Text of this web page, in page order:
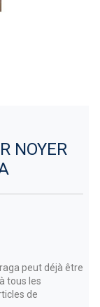
NOYER
peut déjà être
tous les
de